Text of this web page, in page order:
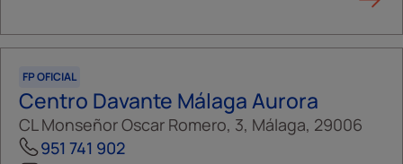
FP OFICIAL
Centro Davante Málaga Aurora
CL Monseñor Oscar Romero, 3, Málaga, 29006
951 741 902